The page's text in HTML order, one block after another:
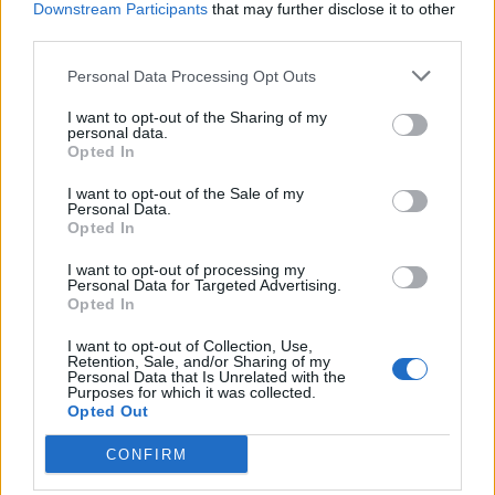
Downstream Participants that may further disclose it to other
Personal Data Processing Opt Outs
I want to opt-out of the Sharing of my
personal data.
Opted In
I want to opt-out of the Sale of my
Personal Data.
Opted In
I want to opt-out of processing my
Personal Data for Targeted Advertising.
Opted In
I want to opt-out of Collection, Use,
Retention, Sale, and/or Sharing of my
Personal Data that Is Unrelated with the
Purposes for which it was collected.
Opted Out
CONFIRM
In evidenza